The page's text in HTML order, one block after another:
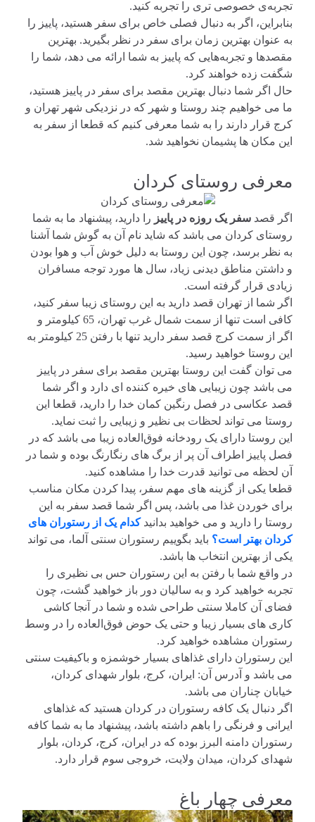
تجربه‌ی خصوصی‌ تری را تجربه کنید.
بنابراین، اگر به دنبال فصلی خاص برای سفر هستید، پاییز را
به عنوان بهترین زمان برای سفر در نظر بگیرید. بهترین
مقصدها و تجربه‌هایی که پاییز به شما ارائه می‌ دهد، شما را
شگفت زده خواهند کرد.
حال اگر شما دنبال بهترین مقصد برای سفر در پاییز هستید،
ما می خواهیم چند روستا و شهر که در نزدیکی شهر تهران و
کرج قرار دارند را به شما معرفی کنیم که قطعا از سفر به
این مکان ها پشیمان نخواهید شد.
معرفی روستای کردان
اگر قصد سفر یک روزه در پاییز را دارید، پیشنهاد ما به شما
روستای کردان می باشد که شاید نام آن به گوش شما آشنا
به نظر برسد، چون این روستا به دلیل خوش آب و هوا بودن
و داشتن مناطق دیدنی زیاد، سال ها مورد توجه مسافران
زیادی قرار گرفته است.
اگر شما از تهران قصد دارید به این روستای زیبا سفر کنید،
کافی است تنها از سمت شمال غرب تهران، 65 کیلومتر و
اگر از سمت کرج قصد سفر دارید تنها با رفتن 25 کیلومتر به
این روستا خواهید رسید.
می توان گفت این روستا بهترین مقصد برای سفر در پاییز
می باشد چون زیبایی های خیره کننده ای دارد و اگر شما
قصد عکاسی در فصل رنگین کمان خدا را دارید، قطعا این
روستا می تواند لحظات بی نظیر و زیبایی را ثبت نماید.
این روستا دارای یک رودخانه فوق‌العاده زیبا می باشد که در
فصل پاییز اطراف آن پر از برگ های رنگارنگ بوده و شما در
آن لحظه می توانید قدرت خدا را مشاهده کنید.
قطعا یکی از گزینه های مهم سفر، پیدا کردن مکان مناسب
برای خوردن غذا می باشد، پس اگر شما قصد سفر به این
روستا را دارید و می خواهید بدانیدکدام یک از رستوران های
کردان بهتر است؟ باید بگوییم رستوران سنتی آلما، می تواند
یکی از بهترین انتخاب ها باشد.
در واقع شما با رفتن به این رستوران حس بی نظیری را
تجربه خواهید کرد و به سالیان دور باز خواهید گشت، چون
فضای آن کاملا سنتی طراحی شده و شما در آنجا کاشی
کاری های بسیار زیبا و حتی یک حوض فوق‌العاده را در وسط
رستوران مشاهده خواهید کرد.
این رستوران دارای غذاهای بسیار خوشمزه و باکیفیت سنتی
می باشد و آدرس آن: ایران، کرج، بلوار شهدای کردان،
خیابان چناران می باشد.
اگر دنبال یک کافه رستوران در کردان هستید که غذاهای
ایرانی و فرنگی را باهم داشته باشد، پیشنهاد ما به شما کافه
رستوران دامنه البرز بوده که در ایران، کرج، کردان، بلوار
شهدای کردان، میدان ولایت، خروجی سوم قرار دارد.
معرفی چهار باغ